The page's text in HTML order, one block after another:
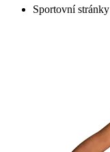
Sportovní stránky